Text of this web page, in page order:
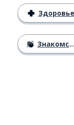
Здоровье
Знакомство